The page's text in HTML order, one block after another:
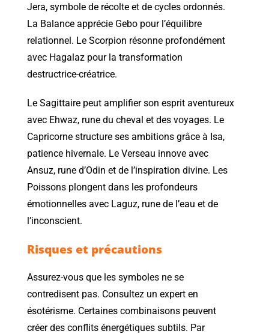
Jera, symbole de récolte et de cycles ordonnés.
La Balance apprécie Gebo pour l’équilibre
relationnel. Le Scorpion résonne profondément
avec Hagalaz pour la transformation
destructrice-créatrice.
Le Sagittaire peut amplifier son esprit aventureux
avec Ehwaz, rune du cheval et des voyages. Le
Capricorne structure ses ambitions grâce à Isa,
patience hivernale. Le Verseau innove avec
Ansuz, rune d’Odin et de l’inspiration divine. Les
Poissons plongent dans les profondeurs
émotionnelles avec Laguz, rune de l’eau et de
l’inconscient.
Risques et précautions
Assurez-vous que les symboles ne se
contredisent pas. Consultez un expert en
ésotérisme. Certaines combinaisons peuvent
créer des conflits énergétiques subtils. Par